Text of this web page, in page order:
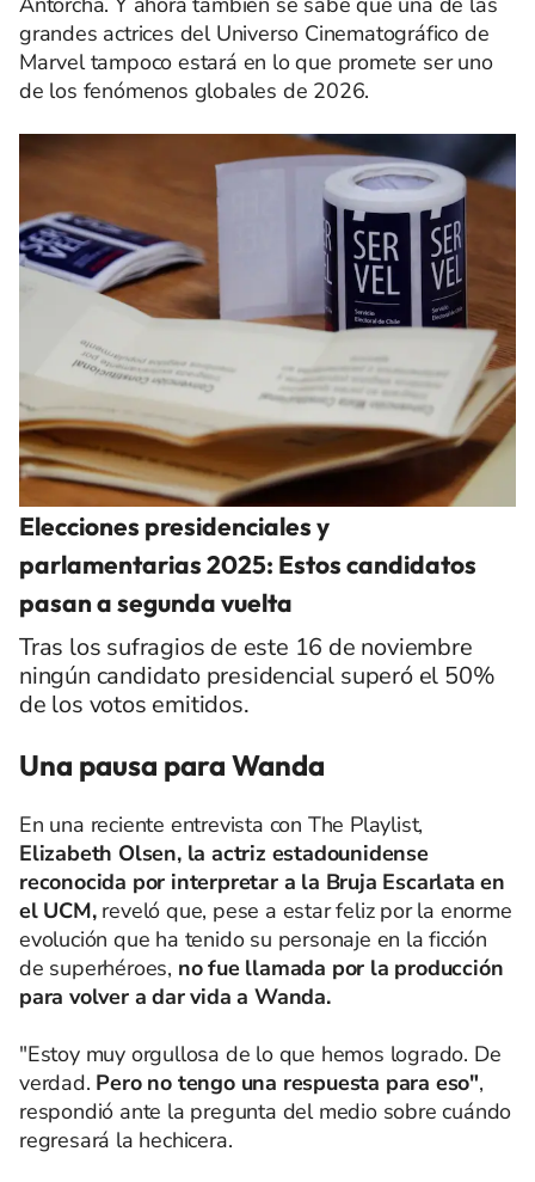
grandes actrices del Universo Cinematográfico de
Marvel tampoco estará en lo que promete ser uno
de los fenómenos globales de 2026.
Elecciones presidenciales y
parlamentarias 2025: Estos candidatos
pasan a segunda vuelta
Tras los sufragios de este 16 de noviembre
ningún candidato presidencial superó el 50%
de los votos emitidos.
Una pausa para Wanda
En una reciente entrevista con The Playlist,
Elizabeth Olsen, la actriz estadounidense
reconocida por interpretar a la Bruja Escarlata en
el UCM,reveló que, pese a estar feliz por la enorme
evolución que ha tenido su personaje en la ficción
de superhéroes, no fue llamada por la producción
para volver a dar vida a Wanda.
"Estoy muy orgullosa de lo que hemos logrado. De
verdad. Pero no tengo una respuesta para eso",
respondió ante la pregunta del medio sobre cuándo
regresará la hechicera.